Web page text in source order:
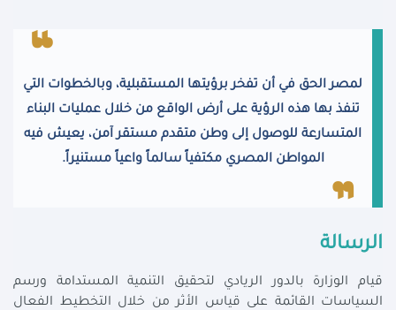
لمصر الحق في أن تفخر برؤيتها المستقبلية، وبالخطوات التي
تنفذ بها هذه الرؤية على أرض الواقع من خلال عمليات البناء
المتسارعة للوصول إلى وطن متقدم مستقر آمن، يعيش فيه
المواطن المصري مكتفياً سالماً واعياً مستنيراً.
الرسالة
قيام الوزارة بالدور الريادي لتحقيق التنمية المستدامة ورسم
السياسات القائمة على قياس الأثر من خلال التخطيط الفعال